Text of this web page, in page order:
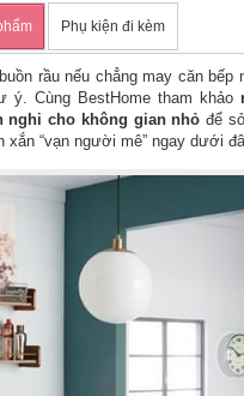
Phụ kiện đi kèm
rầu nếu chẳng may căn bếp
ý. Cùng BestHome tham khảo
nghi cho không gian nhỏ để
xắn “vạn người mê” ngay dưới